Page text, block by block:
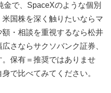
で、SpaceXのような個別
国株を深く触りたいならマ
・相談を重視するなら松井
さならサクソバンク証券、
保有＝推奨ではありませ
で比べてみてください。